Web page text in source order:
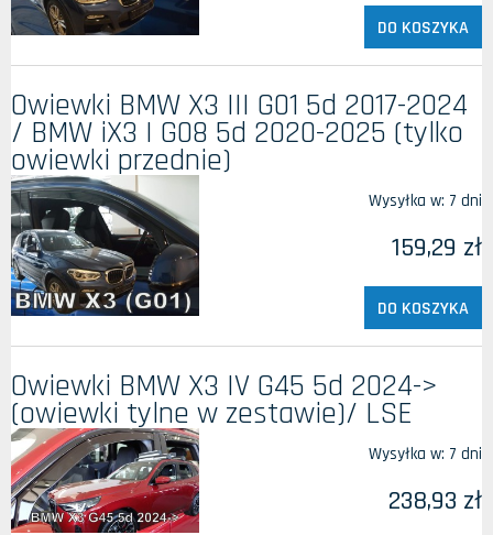
DO KOSZYKA
Owiewki BMW X3 III G01 5d 2017-2024
/ BMW iX3 I G08 5d 2020-2025 (tylko
owiewki przednie)
Wysyłka w: 7 dni
159,29 zł
DO KOSZYKA
Owiewki BMW X3 IV G45 5d 2024->
(owiewki tylne w zestawie)/ LSE
Wysyłka w: 7 dni
238,93 zł